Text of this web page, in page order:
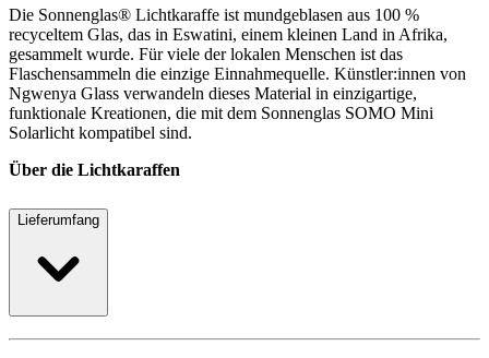
Die Sonnenglas® Lichtkaraffe ist mundgeblasen aus 100 %
recyceltem Glas, das in Eswatini, einem kleinen Land in Afrika,
gesammelt wurde. Für viele der lokalen Menschen ist das
Flaschensammeln die einzige Einnahmequelle. Künstler:innen von
Ngwenya Glass verwandeln dieses Material in einzigartige,
funktionale Kreationen, die mit dem Sonnenglas SOMO Mini
Solarlicht kompatibel sind.
Über die Lichtkaraffen
Lieferumfang